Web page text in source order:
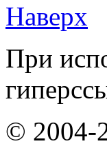
Наверх
При
© 2004-